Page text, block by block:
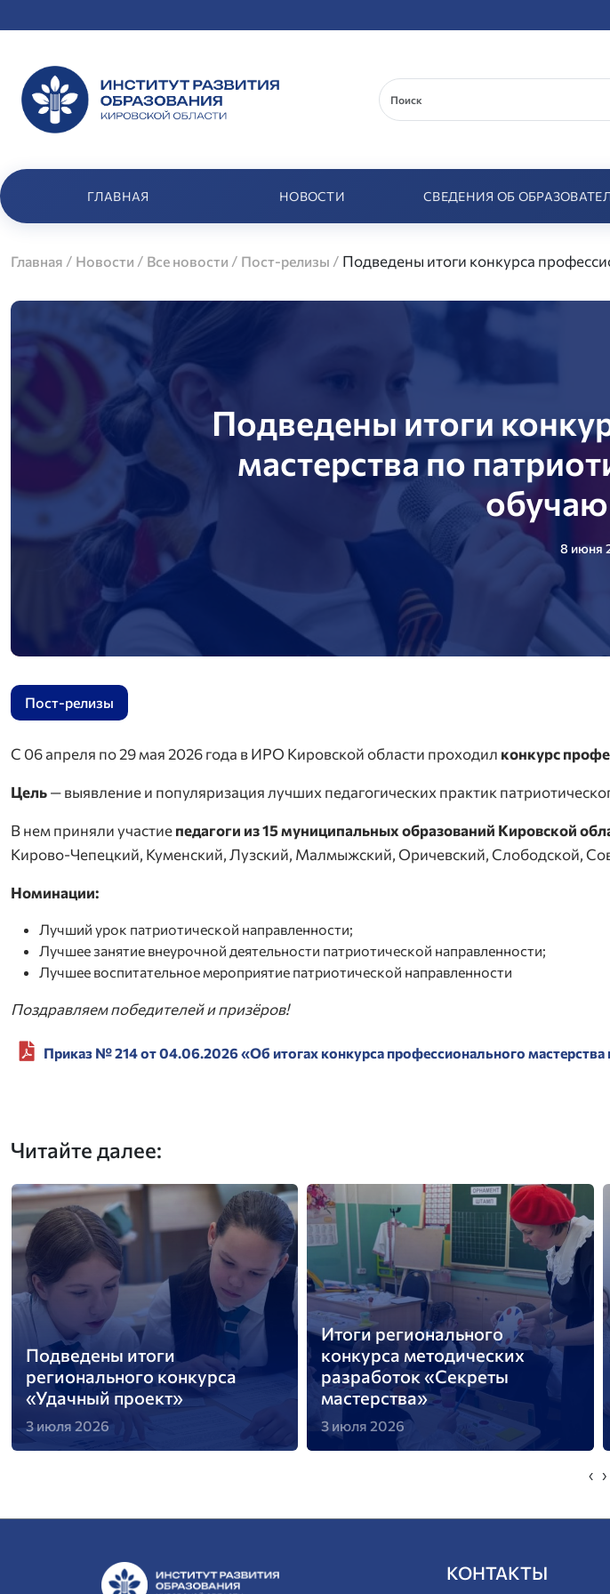
ГЛАВНАЯ НОВОСТИ СВЕДЕНИЯ ОБ
Главная / Новости / Все новости / Пост-релизы / Подведены итоги конкурса
Подведены итоги
мастерства по
8 июня
Пост-релизы
С 06 апреля по 29 мая 2026 года в ИРО Кировской области проходил конкурс
Цель— выявление и популяризация лучших педагогических практик
В нем приняли участиепедагоги из 15 муниципальных образований Кировской
Кирово-Чепецкий, Куменский, Лузский, Малмыжский, Оричевский, Слободской,
Номинации:
Лучший урок патриотической направленности;
Лучшее занятие внеурочной деятельности патриотической направленности;
Лучшее воспитательное мероприятие патриотической направленности
Поздравляем победителей и призёров!
Приказ № 214 от 04.06.2026 «Об итогах конкурса профессионального
Читайте далее:
Итоги регионального
конкурса методических
разработок «Секреты
мастерства»
3 июля 2026
Подведены итоги 2 этапа
областного конкурса
«Лаборатория
педагогического мастерства»
3 июля 2026
‹ ›
КОНТАКТЫ